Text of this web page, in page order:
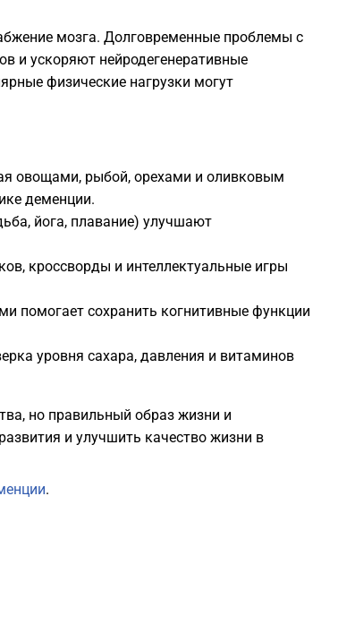
мозга. Долговременные проблемы с
и ускоряют нейродегенеративные
физические нагрузки могут
овощами, рыбой, орехами и оливковым
деменции.
йога, плавание) улучшают
кроссворды и интеллектуальные игры
помогает сохранить когнитивные функции
уровня сахара, давления и витаминов
но правильный образ жизни и
и улучшить качество жизни в
.